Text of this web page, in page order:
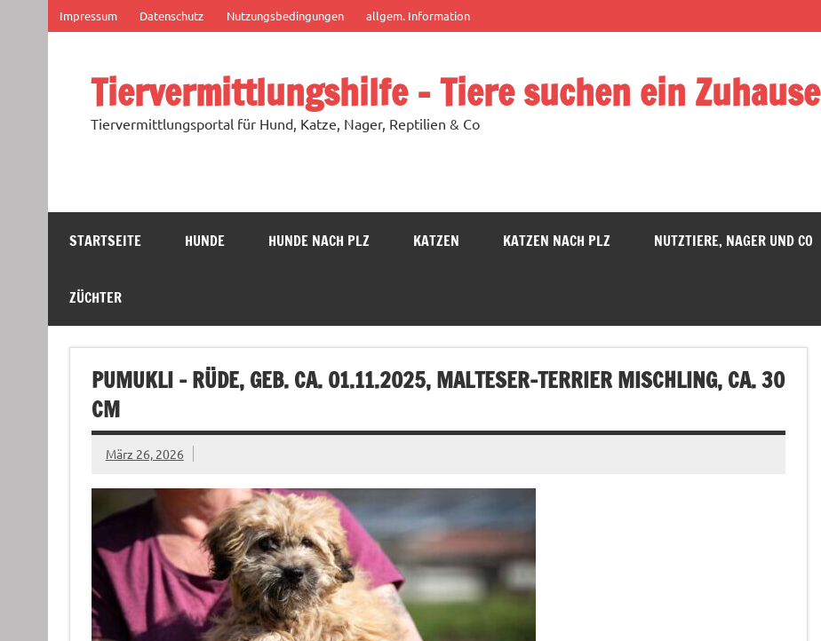
springen
Impressum Datenschutz Nutzungsbedingungen allgem. Information
Tiervermittlungshilfe – Tiere suchen ein Zuhause
Tiervermittlungsportal für Hund, Katze, Nager, Reptilien & Co
STARTSEITE HUNDE HUNDE NACH PLZ KATZEN KATZEN NACH PLZ NUTZTIERE, NAGER UND CO
ZÜCHTER
PUMUKLI – RÜDE, GEB. CA. 01.11.2025, MALTESER-TERRIER MISCHLING, CA. 30
CM
März 26, 2026